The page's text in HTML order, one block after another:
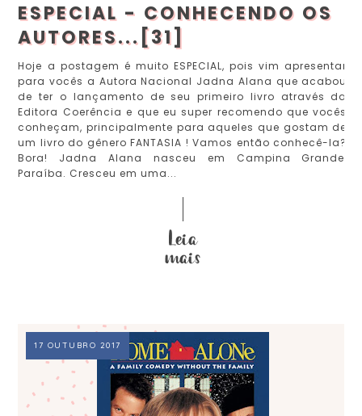
ESPECIAL - CONHECENDO OS
AUTORES...[31]
Hoje a postagem é muito ESPECIAL, pois vim apresentar
para vocês a Autora Nacional Jadna Alana que acabou
de ter o lançamento de seu primeiro livro através da
Editora Coerência e que eu super recomendo que vocês
conheçam, principalmente para aqueles que gostam de
um livro do gênero FANTASIA ! Vamos então conhecê-la?
Bora! Jadna Alana nasceu em Campina Grande,
Paraíba. Cresceu em uma...
17 OUTUBRO 2017